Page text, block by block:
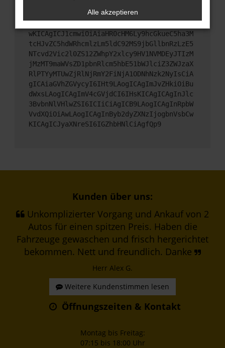
ewogICJuYW1lIjogIk5ldHdvcmtFcnJvciIsCiAgI
mNvbmZpZyI6IHsKICAgICJtZXRob2QiOiAiR0VUIi
wKICAgICJ1cmwiOiAiaHR0cHM6Ly9hcGkueC5ha3M
tcHJvZC5hdWRhcmlzLm5ldC92MS9jbGllbnRzLzE5
NTcvd2Vic2l0ZS12ZWhpY2xlcy9HV1NVMDEyJTIzM
jMzMT9maWVsZD1pbnRlcm5hbE51bWJlciZ3ZWJzaX
RlPTYyMTUwZjRlNjRmY2FiNjA1ODNhNzk2NyIsCiA
gICAiaGVhZGVycyI6IHt9LAogICAgImJvZHkiOiBu
dWxsLAogICAgImV4cGVjdCI6IHsKICAgICAgInJlc
3BvbnNlVHlwZSI6ICIiCiAgICB9LAogICAgInRpbW
VvdXQiOiAwLAogICAgInByb2dyZXNzIjogbnVsbCw
KICAgICJyaXNreSI6IGZhbHNlCiAgfQp9
Kunden über uns:
Unkomplizierter Vorgang und Ankauf von 2
Autos für einen spitzen Preis. Haben die
Fahrzeuge gewaschen und frisch hergerichtet
bekommen. Nett und freundlich. Danke
Herr Alex G.
Weitere Kundenstimmen lesen
Öffnungszeiten & Kontakt
Montag bis Freitag:
07:15 bis 18:00 Uhr
Alle akzeptieren